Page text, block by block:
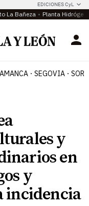
EDICIONES CyL
La Bañeza Planta
SEGOVIA
y
en
y
incidencia